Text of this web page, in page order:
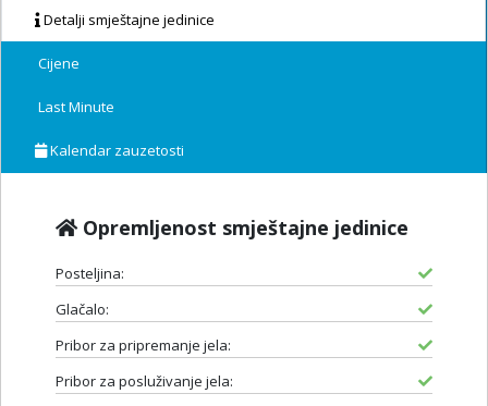
Detalji smještajne jedinice
Cijene
Last Minute
Kalendar zauzetosti
Opremljenost smještajne jedinice
Posteljina:
Glačalo:
Pribor za pripremanje jela:
Pribor za posluživanje jela: